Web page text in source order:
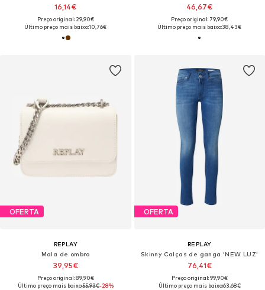
16,14€
Preço original: 29,90€
Último preço mais baixo:10,76€
46,67€
Preço original: 79,90€
Último preço mais baixo:38,43€
OFERTA
REPLAY
Mala de ombro
39,95€
Preço original: 89,90€
Último preço mais baixo:55,93€-28%
OFERTA
REPLAY
Skinny Calças de ganga 'NEW LUZ'
76,41€
Preço original: 99,90€
Último preço mais baixo:63,68€